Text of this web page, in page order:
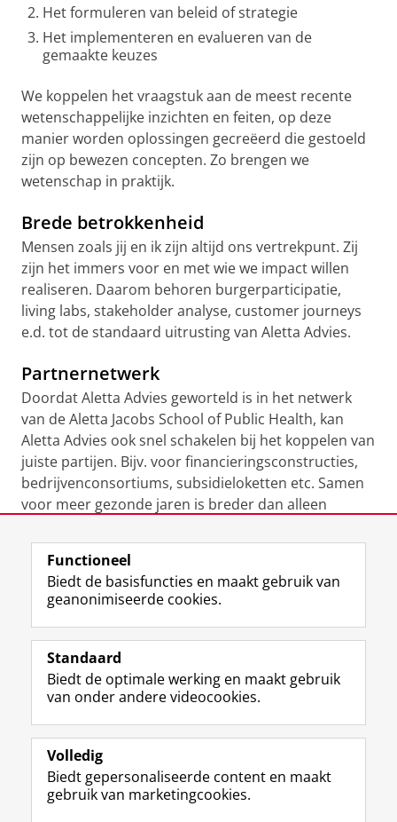
Het formuleren van beleid of strategie
Het implementeren en evalueren van de
gemaakte keuzes
We koppelen het vraagstuk aan de meest recente
wetenschappelijke inzichten en feiten, op deze
manier worden oplossingen gecreëerd die gestoeld
zijn op bewezen concepten. Zo brengen we
wetenschap in praktijk.
Brede betrokkenheid
Mensen zoals jij en ik zijn altijd ons vertrekpunt. Zij
zijn het immers voor en met wie we impact willen
realiseren. Daarom behoren burgerparticipatie,
living labs, stakeholder analyse, customer journeys
e.d. tot de standaard uitrusting van Aletta Advies.
Partnernetwerk
Doordat Aletta Advies geworteld is in het netwerk
van de Aletta Jacobs School of Public Health, kan
Aletta Advies ook snel schakelen bij het koppelen van
juiste partijen. Bijv. voor financieringsconstructies,
bedrijvenconsortiums, subsidieloketten etc. Samen
voor meer gezonde jaren is breder dan alleen
Contact
Ben je geïnteresseerd in de diensten van Aletta
Advies? Neem dan contactmet ons op.
Laatst gewijzigd:
View this page in:English
n
s
i
o
Functioneel
Biedt de basisfuncties en maakt gebruik van
geanonimiseerde cookies.
Standaard
Biedt de optimale werking en maakt gebruik
van onder andere videocookies.
Volledig
Biedt gepersonaliseerde content en maakt
gebruik van marketingcookies.